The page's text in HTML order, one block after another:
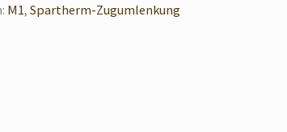
M1, Spartherm-Zugumlenkung